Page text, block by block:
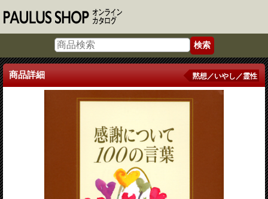
商品詳細 黙想／いやし／霊性